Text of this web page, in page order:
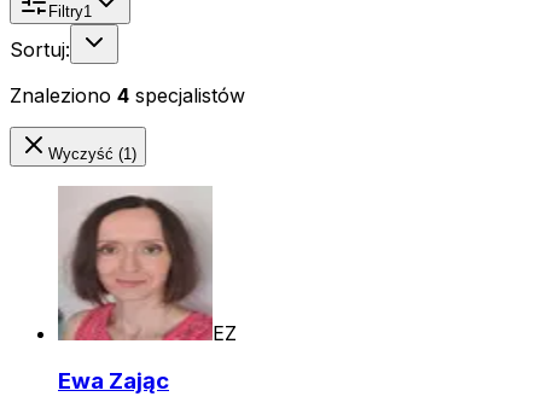
Filtry1
Sortuj:
Znaleziono 4 specjalistów
Wyczyść (1)
EZ
Ewa Zając